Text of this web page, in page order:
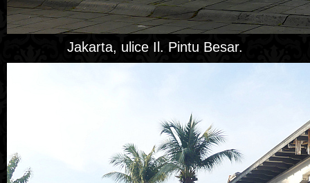
Jakarta, ulice Il. Pintu Besar.